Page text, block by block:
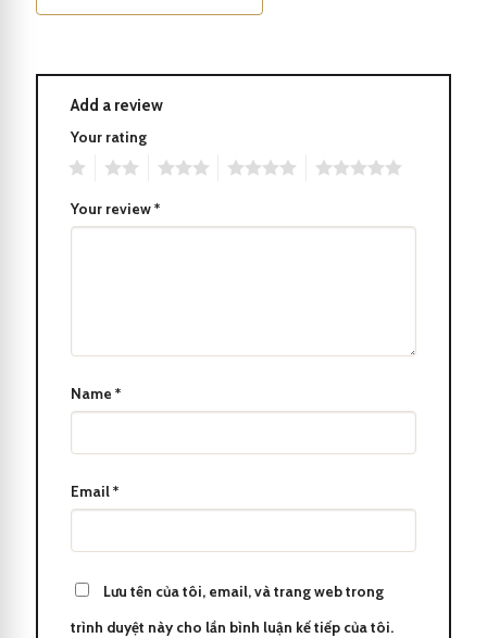
Được đóng gói trong hộp sang trọng, cây bút Parker IM 2017
Sự kết hợp giữa tính thực tiễn và phong cách khiến cây bút trở
thành một sản phẩm đáng sở hữu.
Một trong những điểm nổi bật của bút máy là hệ thống mực lỏng
Add a review
Your rating
Your review*
Name *
Email*
Lưu tên của tôi, email, và trang web trong
trình duyệt này cho lần bình luận kế tiếp của tôi.